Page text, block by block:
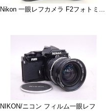
Nikon 一眼レフカメラ F2フォトミ...
NIKON/ニコン フィルム一眼レフ